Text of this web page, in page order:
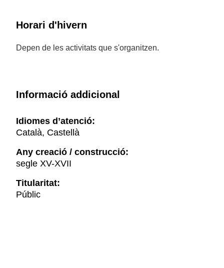
Horari d'hivern
Depen de les activitats que s'organitzen.
Informació addicional
Idiomes d’atenció:
Català, Castellà
Any creació / construcció:
segle XV-XVII
Titularitat:
Públic